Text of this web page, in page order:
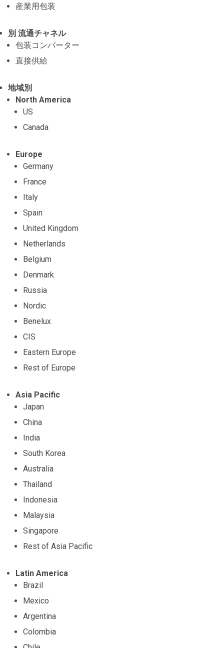
産業用包装
別 流通チャネル
包装コンバーター
直接供給
地域別
North America
US
Canada
Europe
Germany
France
Italy
Spain
United Kingdom
Netherlands
Belgium
Denmark
Russia
Nordic
Benelux
CIS
Eastern Europe
Rest of Europe
Asia Pacific
Japan
China
India
South Korea
Australia
Thailand
Indonesia
Malaysia
Singapore
Rest of Asia Pacific
Latin America
Brazil
Mexico
Argentina
Colombia